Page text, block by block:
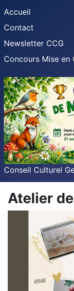
Accueil
Contact
Newsletter CCG
Concours Mise en
Conseil Culturel
Atelier